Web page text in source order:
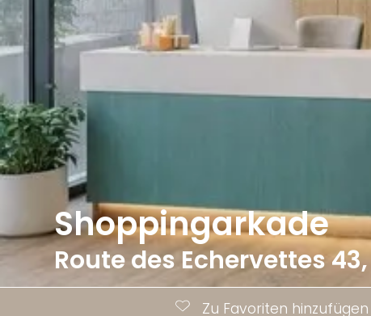
Shoppingarkade
Route des Echervettes
Zu Favoriten hinzufügen